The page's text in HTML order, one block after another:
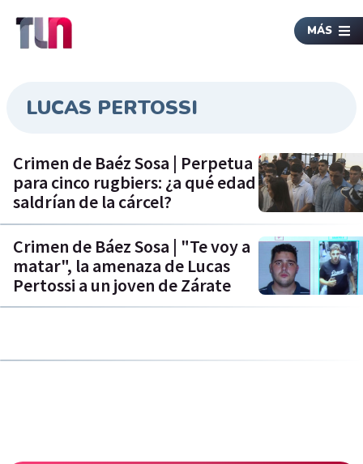
MÁS
LUCAS PERTOSSI
Crimen de Baéz Sosa | Perpetua
para cinco rugbiers: ¿a qué edad
saldrían de la cárcel?
Crimen de Báez Sosa | "Te voy a
matar", la amenaza de Lucas
Pertossi a un joven de Zárate